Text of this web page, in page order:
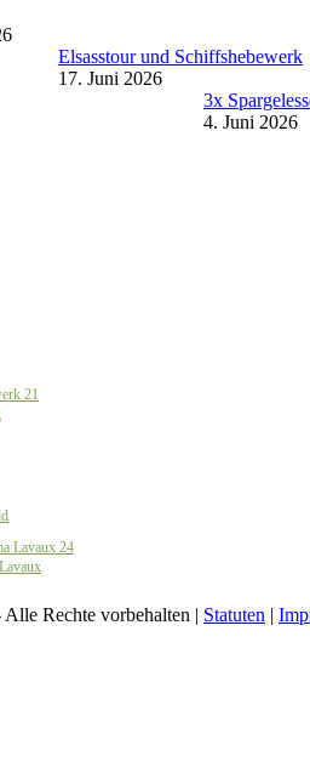
Elsasstour und Schiffshebewerk
17. Juni 2026
3x
4. Juni 2026
Rechte vorbehalten | Statuten |